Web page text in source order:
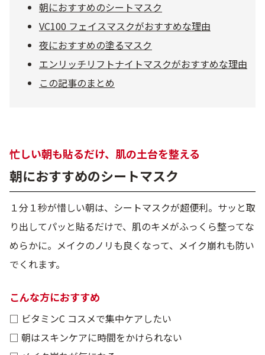
シミ・そばかす ゆるみ・ハリ
毛穴・キメ
敏感・肌あれ
トライアルキット
メイク・ボディ・ヘアケア
朝におすすめのシートマスク
VC100 フェイスマスクがおすすめな理由
夜におすすめの塗るマスク
エンリッチリフトナイトマスクがおすすめな理由
この記事のまとめ
忙しい朝も貼るだけ、肌の土台を整える
朝におすすめのシートマスク
１分１秒が惜しい朝は、シートマスクが超便利。サッと取
り出してパッと貼るだけで、肌のキメがふっくら整ってな
めらかに。メイクのノリも良くなって、メイク崩れも防い
でくれます。
こんな方におすすめ
□ ビタミンC コスメで集中ケアしたい
□ 朝はスキンケアに時間をかけられない